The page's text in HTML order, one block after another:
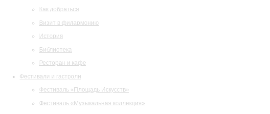
Как добраться
Визит в филармонию
История
Библиотека
Ресторан и кафе
Фестивали и гастроли
Фестиваль «Площадь Искусств»
Фестиваль «Музыкальная коллекция»